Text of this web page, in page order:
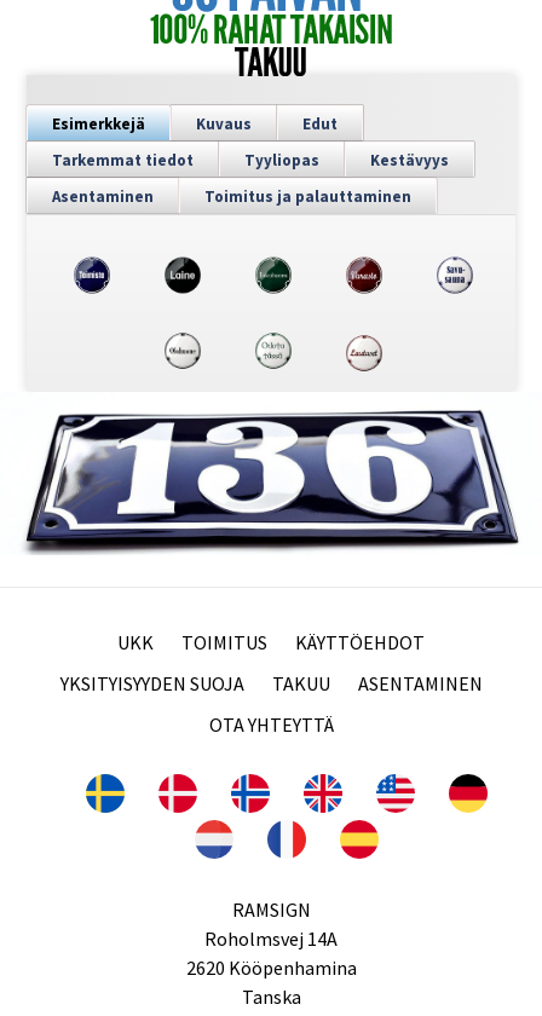
Esimerkkejä Kuvaus
Edut
Tarkemmat tiedot
Tyyliopas
Kestävyys
Asentaminen
Toimitus ja palauttaminen
UKK TOIMITUS
KÄYTTÖEHDOT
YKSITYISYYDEN SUOJA
TAKUU
ASENTAMINEN
OTA YHTEYTTÄ
RAMSIGN
Roholmsvej 14A
2620 Kööpenhamina
Tanska